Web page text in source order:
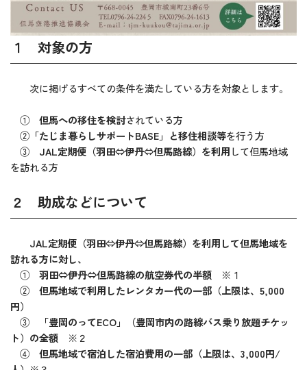
１ 対象の方
次に掲げるすべての条件を満たしている方を対象とします。
① 但馬への移住を検討されている方
② 「たじま暮らしサポートBASE」と移住相談等を行う方
③ JAL定期便（羽田⇔伊丹⇔但馬路線）を利用して但馬地域
を訪れる方
２ 助成などについて
JAL定期便（羽田⇔伊丹⇔但馬路線）を利用して但馬地域を
訪れる方に対し、
① 羽田⇔伊丹⇔但馬路線の航空券代の半額 ※１
② 但馬地域で利用したレンタカー代の一部（上限は、5,000
円）
③
「豊岡のってECO」（豊岡市内の路線バス乗り放題チケッ
ト）の全額 ※２
④ 但馬地域で宿泊した宿泊費用の一部（上限は、3,000円/